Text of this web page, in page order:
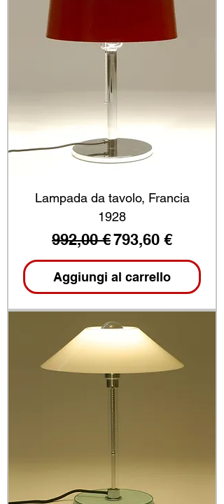
Lampada da tavolo, Francia
1928
Prezzo regolare
992,00 €Prezzo scontato
793,60 €
Aggiungi al carrello